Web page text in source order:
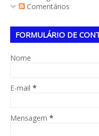
Comentários
FORMULÁRIO DE
Nome
E-mail *
Mensagem *